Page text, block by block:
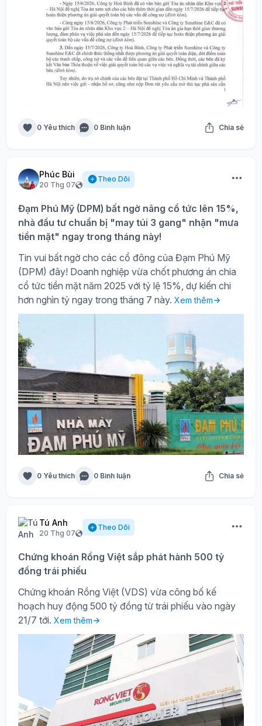
0 Yêu thích 0 Bình luận Chia sẻ
Phúc Bùi
20 Thg 07
Theo Dõi
Đạm Phú Mỹ (DPM) bất ngờ nâng cổ tức lên 15%,
nhà đầu tư chuẩn bị "may túi 3 gang" nhận "mưa
tiền mặt" ngay trong tháng này!
Tin vui bất ngờ cho các cổ đông của Đạm Phú Mỹ
(DPM) đây! Doanh nghiệp vừa chốt phương án chia
cổ tức tiền mặt năm 2025 với tỷ lệ 15%, dự kiến chi
hơn nghìn tỷ ngay trong tháng 7 này. Xem thêm
0 Yêu thích 0 Bình luận Chia sẻ
Tú Anh
20 Thg 07
Theo Dõi
Chứng khoán Rồng Việt sắp phát hành 500 tỷ
đồng trái phiếu
Chứng khoán Rồng Việt (VDS) vừa công bố kế
hoạch huy động 500 tỷ đồng từ trái phiếu vào ngày
21/7 tới. Xem thêm